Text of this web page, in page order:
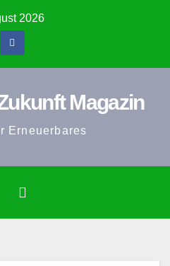
2026
Magazin
Erneuerbares